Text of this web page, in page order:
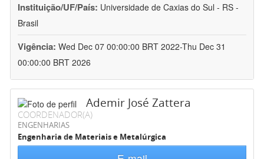
Instituição/UF/País: Universidade de Caxias do Sul - RS -
Brasil
Vigência: Wed Dec 07 00:00:00 BRT 2022-Thu Dec 31
00:00:00 BRT 2026
Ademir José Zattera
COORDENADOR(A)
ENGENHARIAS
Engenharia de Materiais e Metalúrgica